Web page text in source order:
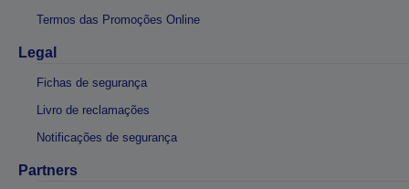
Termos das Promoções Online
Legal
Fichas de segurança
Livro de reclamações
Notificações de segurança
Partners